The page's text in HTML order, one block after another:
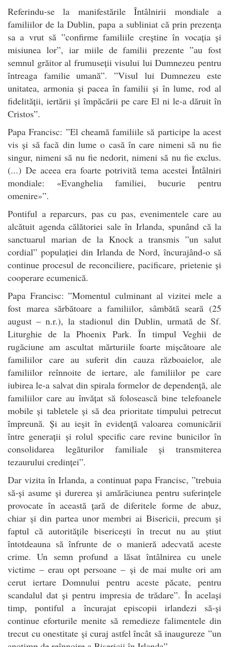
Referindu-se la manifestările Întâlnirii mondiale a
familiilor de la Dublin, papa a subliniat că prin prezența
sa a vrut să ”confirme familiile creștine în vocația și
misiunea lor”, iar miile de familii prezente ”au fost
semnul grăitor al frumuseții visului lui Dumnezeu pentru
întreaga familie umană”. ”Visul lui Dumnezeu este
unitatea, armonia și pacea în familii și în lume, rod al
fidelității, iertării și împăcării pe care El ni le-a dăruit în
Cristos”.
Papa Francisc: ”El cheamă familiile să participe la acest
vis și să facă din lume o casă în care nimeni să nu fie
singur, nimeni să nu fie nedorit, nimeni să nu fie exclus.
(...) De aceea era foarte potrivită tema acestei Întâlniri
mondiale: «Evanghelia familiei, bucurie pentru
omenire»”.
Pontiful a reparcurs, pas cu pas, evenimentele care au
alcătuit agenda călătoriei sale în Irlanda, spunând că la
sanctuarul marian de la Knock a transmis ”un salut
cordial” populației din Irlanda de Nord, încurajând-o să
continue procesul de reconciliere, pacificare, prietenie și
cooperare ecumenică.
Papa Francisc: ”Momentul culminant al vizitei mele a
fost marea sărbătoare a familiilor, sâmbătă seară (25
august – n.r.), la stadionul din Dublin, urmată de Sf.
Liturghie de la Phoenix Park. În timpul Veghii de
rugăciune am ascultat mărturiile foarte mișcătoare ale
familiilor care au suferit din cauza războaielor, ale
familiilor reînnoite de iertare, ale familiilor pe care
iubirea le-a salvat din spirala formelor de dependență, ale
familiilor care au învățat să folosească bine telefoanele
mobile și tabletele și să dea prioritate timpului petrecut
împreună. Și au ieșit în evidență valoarea comunicării
între generații și rolul specific care revine bunicilor în
consolidarea legăturilor familiale și transmiterea
tezaurului credinței”.
Dar vizita în Irlanda, a continuat papa Francisc, ”trebuia
să-și asume și durerea și amărăciunea pentru suferințele
provocate în această țară de diferitele forme de abuz,
chiar și din partea unor membri ai Bisericii, precum și
faptul că autoritățile bisericești în trecut nu au știut
întotdeauna să înfrunte de o manieră adecvată aceste
crime. Un semn profund a lăsat întâlnirea cu unele
victime – erau opt persoane – și de mai multe ori am
cerut iertare Domnului pentru aceste păcate, pentru
scandalul dat și pentru impresia de trădare”. În același
timp, pontiful a încurajat episcopii irlandezi să-și
continue eforturile menite să remedieze falimentele din
trecut cu onestitate și curaj astfel încât să inaugureze ”un